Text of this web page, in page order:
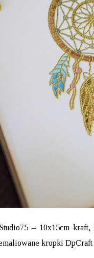
– 10x15cm kraft,
kropki